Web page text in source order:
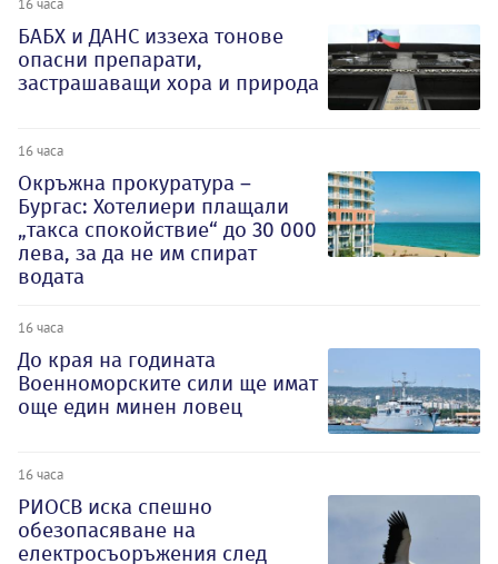
БАБХ и ДАНС иззеха тонове
опасни препарати,
застрашаващи хора и природа
16 часа
Окръжна прокуратура –
Бургас: Хотелиери плащали
„такса спокойствие“ до 30 000
лева, за да не им спират
водата
16 часа
До края на годината
Военноморските сили ще имат
още един минен ловец
16 часа
РИОСВ иска спешно
обезопасяване на
електросъоръжения след